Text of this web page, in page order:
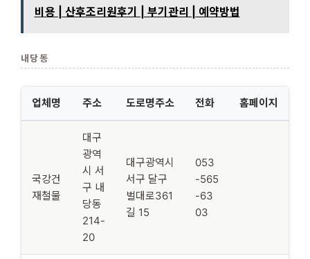
비용 | 산후조리원후기 | 부기관리 | 예약방법
내당동
업체명 주소 도로명주소 전화 홈페이지
국강건
재철물
대구
광역
시 서
구 내
당동
214-
20
대구광역시
서구 달구
벌대로361
길 15
053
-565
-63
03